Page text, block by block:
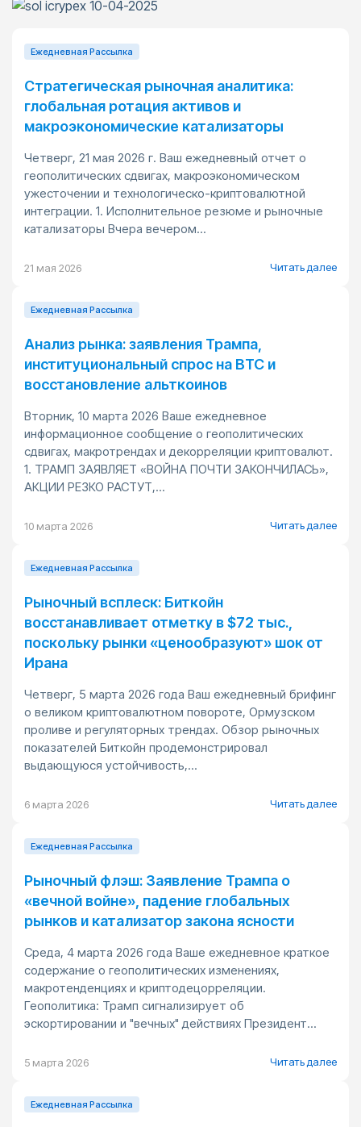
Ежедневная Pассылка
Стратегическая рыночная аналитика:
глобальная ротация активов и
макроэкономические катализаторы
Четверг, 21 мая 2026 г. Ваш ежедневный отчет о
геополитических сдвигах, макроэкономическом
ужесточении и технологическо-криптовалютной
интеграции. 1. Исполнительное резюме и рыночные
катализаторы Вчера вечером...
21 мая 2026 Читать далее
Ежедневная Pассылка
Анализ рынка: заявления Трампа,
институциональный спрос на BTC и
восстановление альткоинов
Вторник, 10 марта 2026 Ваше ежедневное
информационное сообщение о геополитических
сдвигах, макротрендах и декорреляции криптовалют.
1. ТРАМП ЗАЯВЛЯЕТ «ВОЙНА ПОЧТИ ЗАКОНЧИЛАСЬ»,
АКЦИИ РЕЗКО РАСТУТ,...
10 марта 2026 Читать далее
Ежедневная Pассылка
Рыночный всплеск: Биткойн
восстанавливает отметку в $72 тыс.,
поскольку рынки «ценообразуют» шок от
Ирана
Четверг, 5 марта 2026 года Ваш ежедневный брифинг
о великом криптовалютном повороте, Ормузском
проливе и регуляторных трендах. Обзор рыночных
показателей Биткойн продемонстрировал
выдающуюся устойчивость,...
6 марта 2026 Читать далее
Ежедневная Pассылка
Рыночный флэш: Заявление Трампа о
«вечной войне», падение глобальных
рынков и катализатор закона ясности
Среда, 4 марта 2026 года Ваше ежедневное краткое
содержание о геополитических изменениях,
макротенденциях и криптодецорреляции.
Геополитика: Трамп сигнализирует об
эскортировании и "вечных" действиях Президент...
5 марта 2026 Читать далее
Ежедневная Pассылка